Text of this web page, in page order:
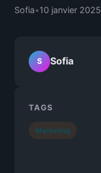
Sofia•10 janvier 2025
S Sofia
TAGS
Marketing